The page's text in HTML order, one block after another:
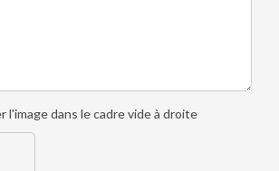
l'image dans le cadre vide à droite